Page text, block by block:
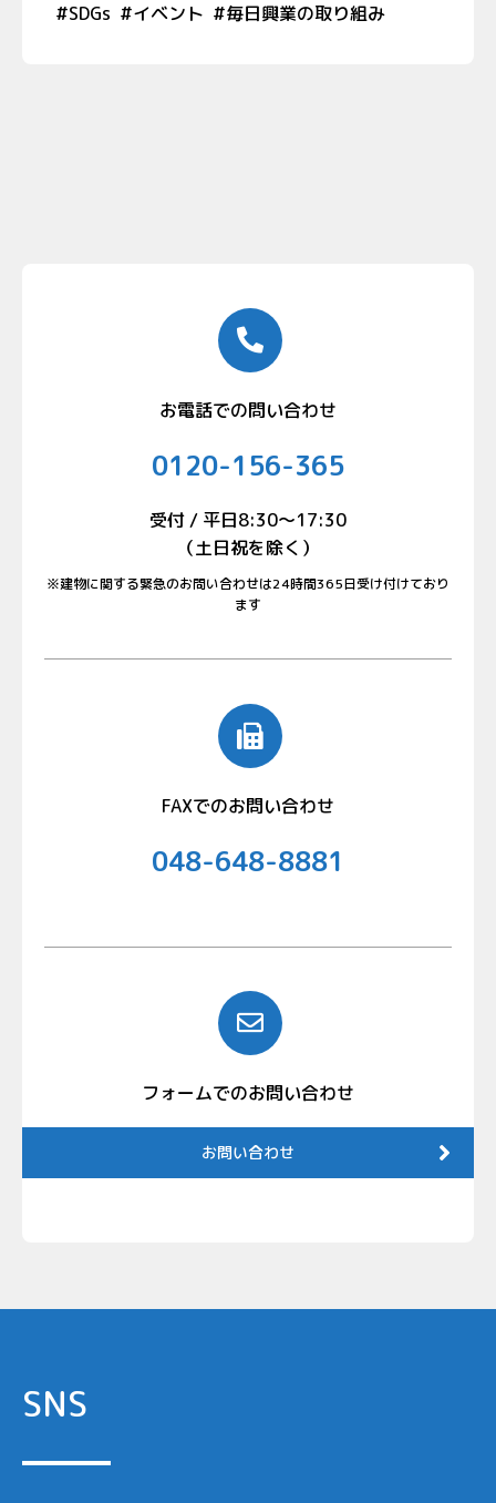
#SDGs #イベント #毎日興業の取り組み
お電話での問い合わせ
0120-156-365
受付 / 平日8:30〜17:30
（土日祝を除く）
※建物に関する緊急のお問い合わせは24時間365日受け付けており
ます
FAXでのお問い合わせ
048-648-8881
フォームでのお問い合わせ
お問い合わせ
SNS